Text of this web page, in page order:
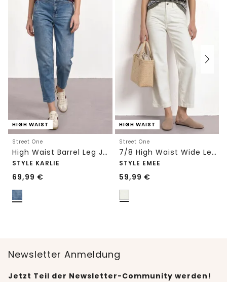
HIGH WAIST
Street One
High Waist Barrel Leg Jeans im Loose Fit
STYLE KARLIE
69,99 €
HIGH WAIST
Street One
7/8 High Waist Wide Leg Jeans im Loose Fit
STYLE EMEE
59,99 €
Newsletter Anmeldung
Jetzt Teil der Newsletter-Community werden!